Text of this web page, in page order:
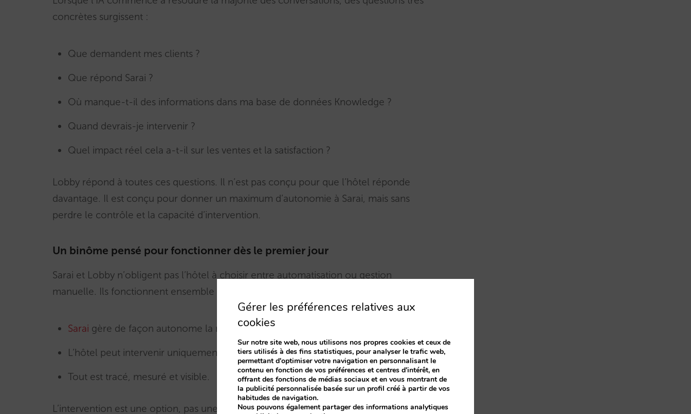
concrètes surgissent :
Que demandent mes clients ?
Que répond Sarai ?
Où manque-t-il des informations dans ma base de données Knowledge ?
Quand devrais-je intervenir ?
Quel impact réel cela a-t-il sur les ventes et la satisfaction ?
Lobby répond à toutes ces questions. Il n’est pas conçu pour que l’hôtel réponde
davantage. Il est conçu pour donner un maximum d’autonomie à Sarai, mais sans
perdre le contrôle et la capacité d’intervention.
Un binôme pensé pour fonctionner dès le premier jour
Sarai et Lobby n’obligent pas l’hôtel à choisir entre automatisation ou gestion
manuelle. Ils fonctionnent ensemble dès le premier instant :
Sarai gère de façon autonome la majorité des conversations.
L’hôtel peut intervenir uniquement lorsqu’il le juge opportun.
Tout est tracé, mesuré et visible.
L’intervention est une option, pas une obligation. Au sein de Mirai AI Infrastructure,
Gérer les préférences relatives aux
cookies
Sur notre site web, nous utilisons nos propres cookies et ceux de
tiers utilisés à des fins statistiques, pour analyser le trafic web,
permettant d'optimiser votre navigation en personnalisant le
contenu en fonction de vos préférences et centres d'intérêt, en
offrant des fonctions de médias sociaux et en vous montrant de
la publicité personnalisée basée sur un profil créé à partir de vos
habitudes de navigation.
Nous pouvons également partager des informations analytiques